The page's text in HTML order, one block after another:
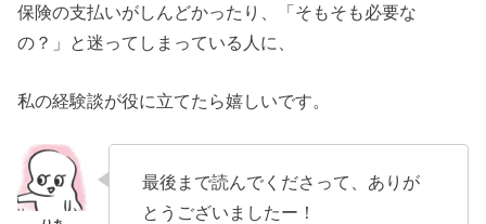
保険の支払いがしんどかったり、「そもそも必要な
の？」と迷ってしまっている人に、
私の経験談が役に立てたら嬉しいです。
最後まで読んでくださって、ありが
とうございましたー！